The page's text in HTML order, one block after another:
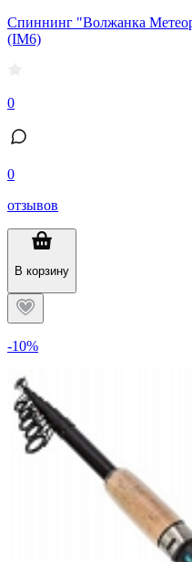
Спиннинг "Волжанка
(IM6)
0
0
отзывов
В корзину
-10%